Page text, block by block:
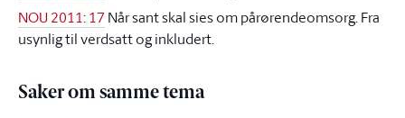
NOU 2011: 17 Når sant skal sies om pårørendeomsorg. Fra
usynlig til verdsatt og inkludert.
Saker om samme tema